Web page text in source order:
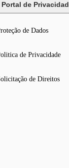
Portal de
de Dados
de Privacidade
de Direitos